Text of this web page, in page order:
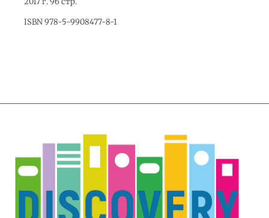
ISBN 978-5-9908477-8-1